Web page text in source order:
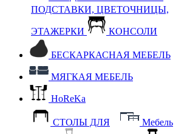
ПОДСТАВКИ, ЦВЕТОЧНИЦЫ,
ЭТАЖЕРКИ КОНСОЛИ
БЕСКАРКАСНАЯ МЕБЕЛЬ
МЯГКАЯ МЕБЕЛЬ
HoReKa
СТОЛЫ ДЛЯ Мебель